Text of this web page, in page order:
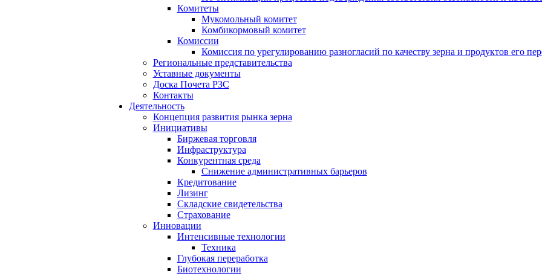
Комитеты
Мукомольный комитет
Комбикормовый комитет
Комиссии
Комиссия по урегулированию разногласий по качеству зерна и продуктов его
Региональные представительства
Уставные документы
Доска Почета РЗС
Контакты
Деятельность
Концепция развития рынка зерна
Инициативы
Биржевая торговля
Инфраструктура
Конкурентная среда
Снижение административных барьеров
Кредитование
Лизинг
Складские свидетельства
Страхование
Инновации
Интенсивные технологии
Техника
Глубокая переработка
Биотехнологии